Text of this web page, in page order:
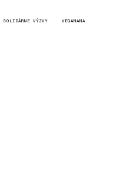
SOLIDÁRNE VÝZVY VEGANANA